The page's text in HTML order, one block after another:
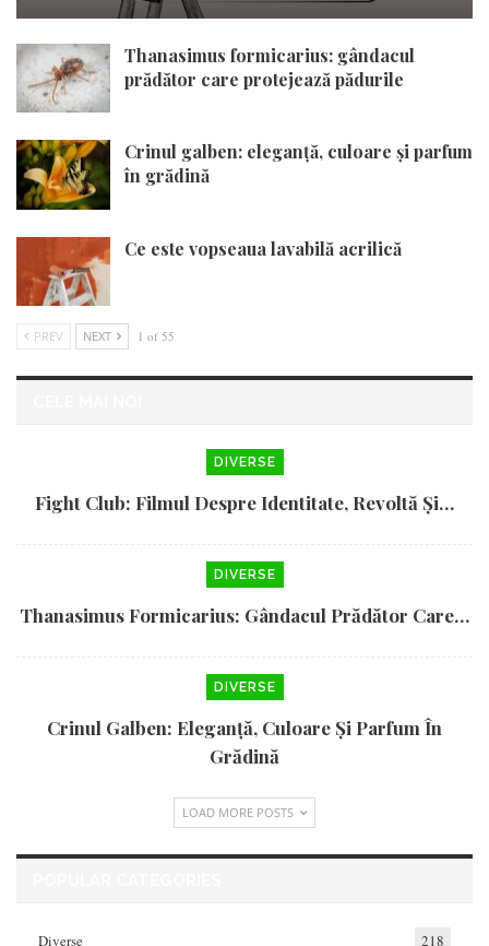
Thanasimus formicarius: gândacul
prădător care protejează pădurile
Crinul galben: eleganță, culoare și parfum
în grădină
Ce este vopseaua lavabilă acrilică
PREV NEXT 1 of 55
DIVERSE
Fight Club: Filmul Despre Identitate, Revoltă Și…
DIVERSE
Thanasimus Formicarius: Gândacul Prădător Care…
DIVERSE
Crinul Galben: Eleganță, Culoare Și Parfum În
Grădină
LOAD MORE POSTS
Diverse 218